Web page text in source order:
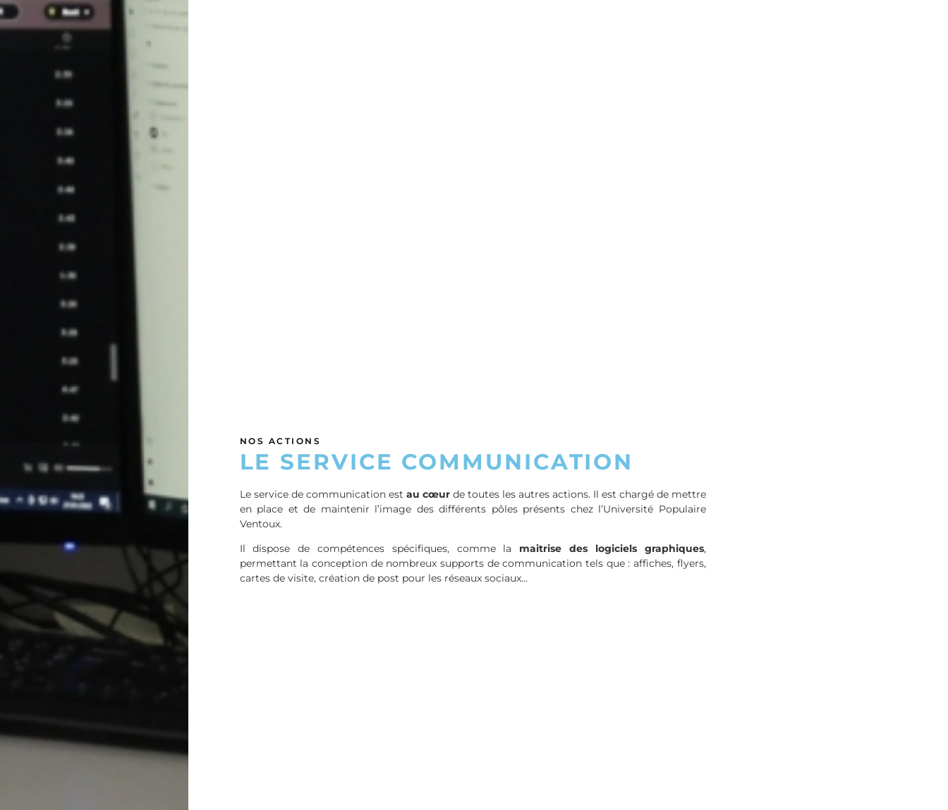
NOS ACTIONS
LE SERVICE COMMUNICATION
Le service de communication est au cœurde toutes les autres actions. Il est chargé de mettre
en place et de maintenir l’image des différents pôles présents chez l’Université Populaire
Ventoux.
Il dispose de compétences spécifiques, comme la maitrise des logiciels graphiques,
permettant la conception de nombreux supports de communication tels que : affiches, flyers,
cartes de visite, création de post pour les réseaux sociaux…